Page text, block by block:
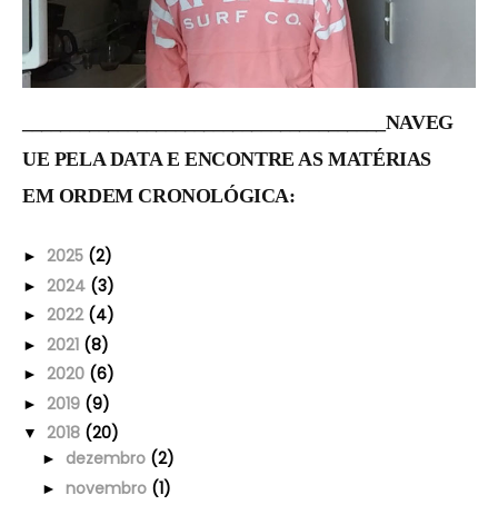
______________________________________NAVEG
UE PELA DATA E ENCONTRE AS MATÉRIAS
EM ORDEM CRONOLÓGICA:
► 2025 (2)
► 2024 (3)
► 2022 (4)
► 2021 (8)
► 2020 (6)
► 2019 (9)
▼ 2018 (20)
► dezembro (2)
► novembro (1)